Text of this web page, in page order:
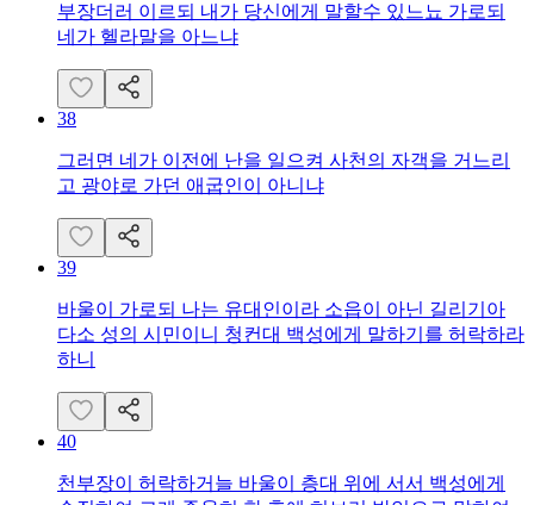
부장더러 이르되 내가 당신에게 말할수 있느뇨 가로되
네가 헬라말을 아느냐
38
그러면 네가 이전에 난을 일으켜 사천의 자객을 거느리
고 광야로 가던 애굽인이 아니냐
39
바울이 가로되 나는 유대인이라 소읍이 아닌 길리기아
다소 성의 시민이니 청컨대 백성에게 말하기를 허락하라
하니
40
천부장이 허락하거늘 바울이 층대 위에 서서 백성에게